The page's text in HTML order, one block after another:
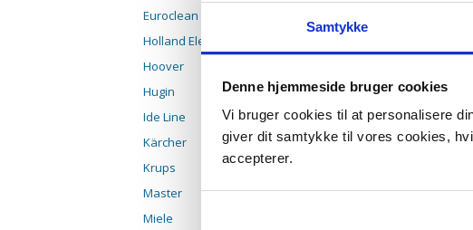
Samtykke
Denne hjemmeside bruger cookies
Vi bruger cookies til at personalisere
giver dit samtykke til vores cookies,
accepterer.
Euroclean
Holland Elektro
Hoover
Hugin
Ide Line
Kärcher
Krups
Master
Miele